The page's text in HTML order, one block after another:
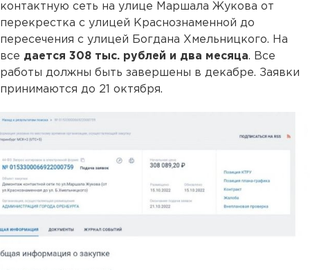
контактную сеть на улице Маршала Жукова от
перекрестка с улицей Краснознаменной до
пересечения с улицей Богдана Хмельницкого. На
все дается 308 тыс. рублей и два месяца. Все
работы должны быть завершены в декабре. Заявки
принимаются до 21 октября.